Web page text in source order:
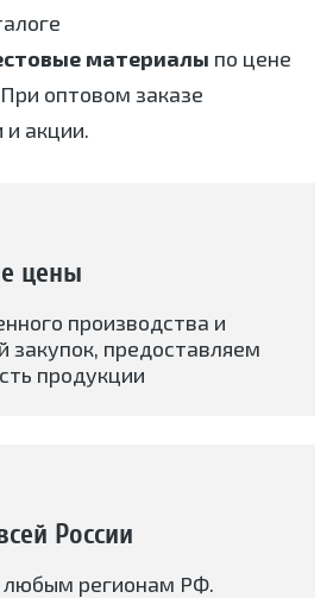
материалы по цене
оптовом заказе
и акции.
цены
производства и
закупок, предоставляем
продукции
России
любым регионам РФ.